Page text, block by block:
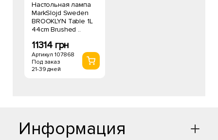
Настольная лампа
MarkSlojd Sweden
BROOKLYN Table 1L
44cm Brushed ..
11314 грн
Артикул 107868
Под заказ
21-39 дней
Информация